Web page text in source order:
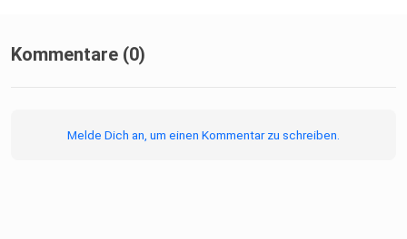
Kommentare (0)
Melde Dich an, um einen Kommentar zu schreiben.